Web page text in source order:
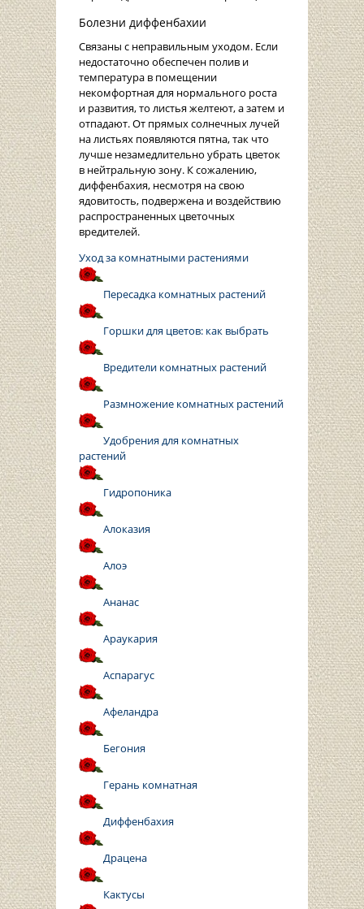
Болезни диффенбахии
Связаны с неправильным уходом. Если
недостаточно обеспечен полив и
температура в помещении
некомфортная для нормального роста
и развития, то листья желтеют, а затем и
отпадают. От прямых солнечных лучей
на листьях появляются пятна, так что
лучше незамедлительно убрать цветок
в нейтральную зону. К сожалению,
диффенбахия, несмотря на свою
ядовитость, подвержена и воздействию
распространенных цветочных
вредителей.
Уход за комнатными растениями
Пересадка комнатных растений
Горшки для цветов: как выбрать
Вредители комнатных растений
Размножение комнатных растений
Удобрения для комнатных
растений
Гидропоника
Алоказия
Алоэ
Ананас
Араукария
Аспарагус
Афеландра
Бегония
Герань комнатная
Диффенбахия
Драцена
Кактусы